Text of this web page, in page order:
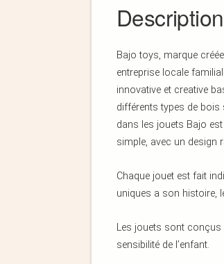
Description
Bajo toys, marque
entreprise locale
innovative et creative
différents types de bois
dans les jouets Bajo
simple, avec un design
Chaque jouet est fait
uniques a son histoire,
Les jouets sont conçus
sensibilité de l’enfant.